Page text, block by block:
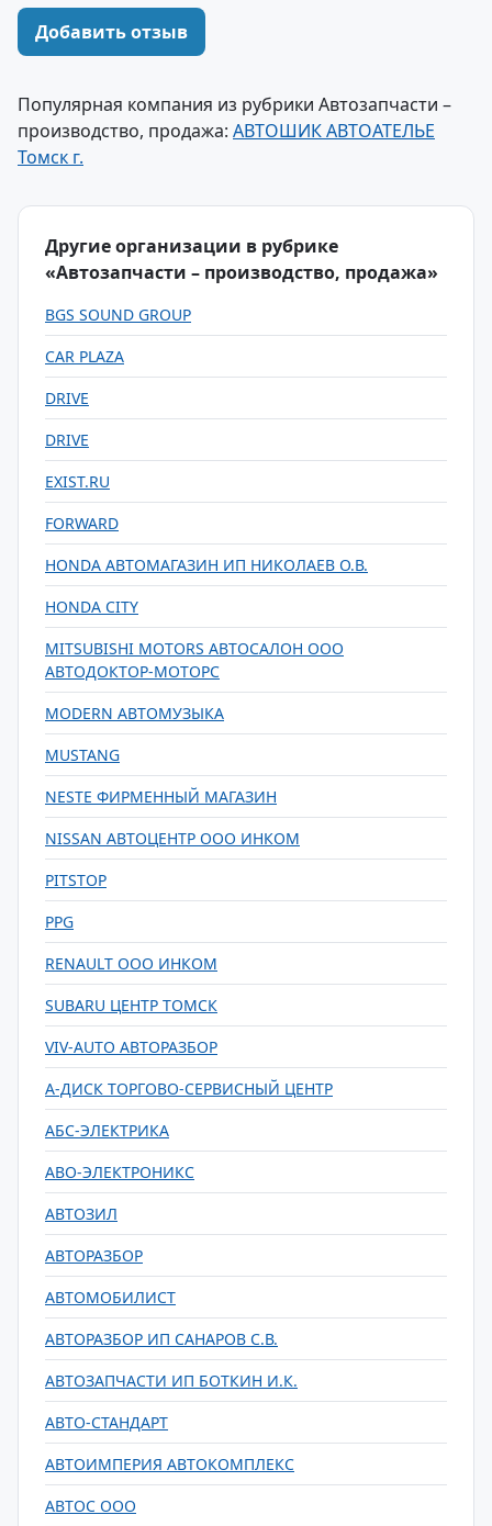
Добавить отзыв
Популярная компания из рубрики Автозапчасти –
производство, продажа: АВТОШИК АВТОАТЕЛЬЕ
Томск г.
Другие организации в рубрике
«Автозапчасти – производство, продажа»
BGS SOUND GROUP
CAR PLAZA
DRIVE
DRIVE
EXIST.RU
FORWARD
HONDA АВТОМАГАЗИН ИП НИКОЛАЕВ О.В.
HONDA CITY
MITSUBISHI MOTORS АВТОСАЛОН ООО
АВТОДОКТОР-МОТОРС
MODERN АВТОМУЗЫКА
MUSTANG
NESTE ФИРМЕННЫЙ МАГАЗИН
NISSAN АВТОЦЕНТР ООО ИНКОМ
PITSTOP
PPG
RENAULT ООО ИНКОМ
SUBARU ЦЕНТР ТОМСК
VIV-AUTO АВТОРАЗБОР
А-ДИСК ТОРГОВО-СЕРВИСНЫЙ ЦЕНТР
АБС-ЭЛЕКТРИКА
АВО-ЭЛЕКТРОНИКС
АВТОЗИЛ
АВТОРАЗБОР
АВТОМОБИЛИСТ
АВТОРАЗБОР ИП САНАРОВ С.В.
АВТОЗАПЧАСТИ ИП БОТКИН И.К.
АВТО-СТАНДАРТ
АВТОИМПЕРИЯ АВТОКОМПЛЕКС
АВТОС ООО